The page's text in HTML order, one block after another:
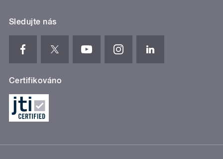
Sledujte nás
Certifikováno